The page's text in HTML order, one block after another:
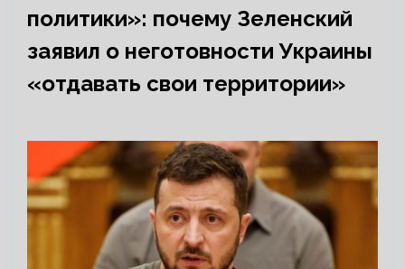
политики»: почему Зеленский
заявил о неготовности Украины
«отдавать свои территории»